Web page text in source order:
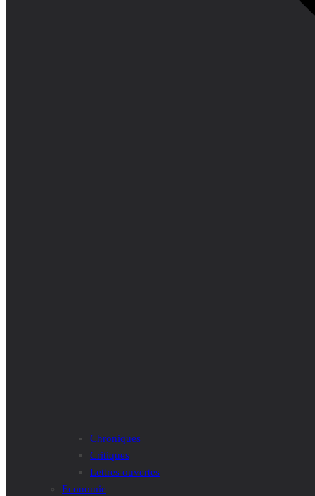
Chroniques
Critiques
Lettres ouvertes
Economie